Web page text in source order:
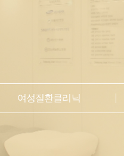
여성질환클리닉